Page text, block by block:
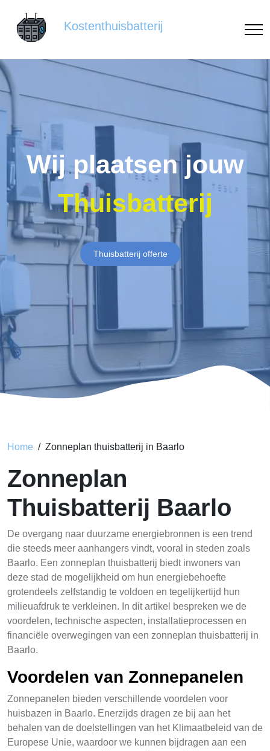
Kostenthuisbatterij
Wij plaatsen jouw
Thuisbatterij
Thuisbatterij offerte
Home Zonneplan thuisbatterij in Baarlo
Zonneplan
Thuisbatterij Baarlo
De overgang naar duurzame energiebronnen is een trend
die steeds meer aanhangers vindt, vooral in steden zoals
Baarlo. Een zonneplan thuisbatterij biedt inwoners van
deze stad de mogelijkheid om hun energiebehoefte
grotendeels zelfstandig te voldoen en tegelijkertijd hun
milieuafdruk te verkleinen. In dit artikel bespreken we de
voordelen, technische aspecten, installatieprocessen en
financiële overwegingen van een zonneplan thuisbatterij in
Baarlo.
Voordelen van Zonnepanelen
Zonnepanelen bieden verschillende voordelen voor
huisbazen in Baarlo. Enerzijds dragen ze bij aan het
behalen van de doelstellingen van het Klimaatbeleid van de
Europese Unie, waardoor we kunnen bijdragen aan een